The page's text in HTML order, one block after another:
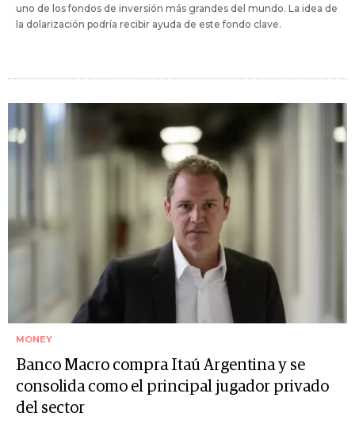
uno de los fondos de inversión más grandes del mundo. La idea de
la dolarización podría recibir ayuda de este fondo clave.
MONEY
Banco Macro compra Itaú Argentina y se
consolida como el principal jugador privado
del sector